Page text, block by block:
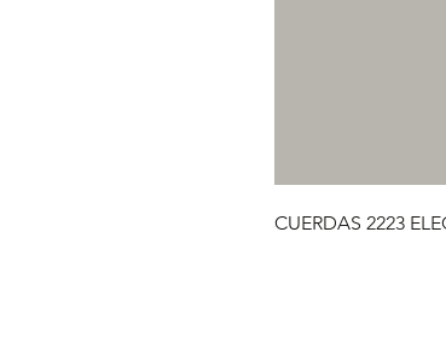
CUERDAS 2223